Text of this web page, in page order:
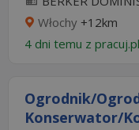
Włochy +12km
4 dni temu z pracuj.pl
Ogrodnik/
Konserwator/